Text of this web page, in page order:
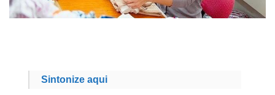
Sintonize aqui